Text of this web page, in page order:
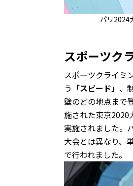
パリ2024
スポーツク
スポーツクライミ
う 「スピード」 、
壁のどの地点まで
施された東京2020
実施されました。
大会とは異なり、
で行われました。